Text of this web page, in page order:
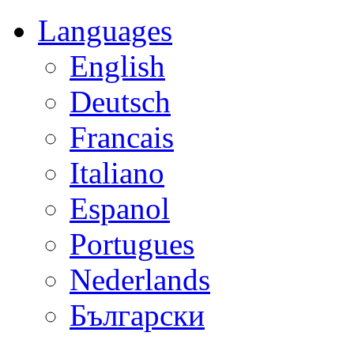
Languages
English
Deutsch
Francais
Italiano
Espanol
Portugues
Nederlands
Български